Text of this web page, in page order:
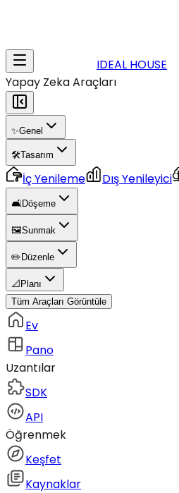
IDEAL HOUSE
Yapay Zeka Araçları
✨Genel
🛠️Tasarım
İç Yenileme Dış Yenileyici
🛋️Döşeme
🖼️Sunmak
✏️ Düzenle
📐 Planı
Tüm Araçları Görüntüle
Ev
Pano
Uzantılar
SDK
API
Öğrenmek
Keşfet
Kaynaklar